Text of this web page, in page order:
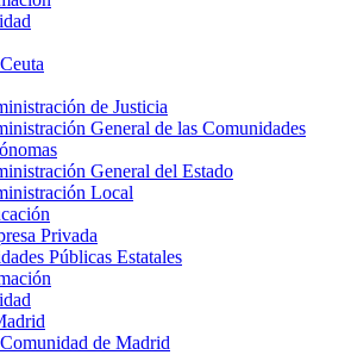
de Justicia
General de las Comunidades
General del Estado
Local
Privada
Públicas Estatales
de Madrid